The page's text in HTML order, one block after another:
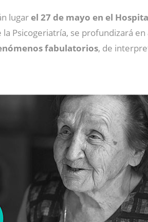
lugarel 27 de mayo en el
Psicogeriatría, se profundizará en
fabulatorios, de